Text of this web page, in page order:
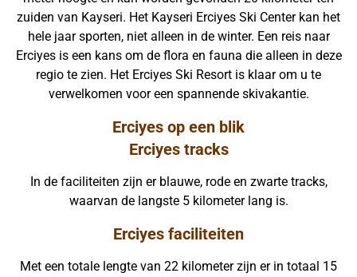
zuiden van Kayseri. Het Kayseri Erciyes Ski Center kan het
hele jaar sporten, niet alleen in de winter. Een reis naar
Erciyes is een kans om de flora en fauna die alleen in deze
regio te zien. Het Erciyes Ski Resort is klaar om u te
verwelkomen voor een spannende skivakantie.
Erciyes op een blik
Erciyes tracks
In de faciliteiten zijn er blauwe, rode en zwarte tracks,
waarvan de langste 5 kilometer lang is.
Erciyes faciliteiten
Met een totale lengte van 22 kilometer zijn er in totaal 15